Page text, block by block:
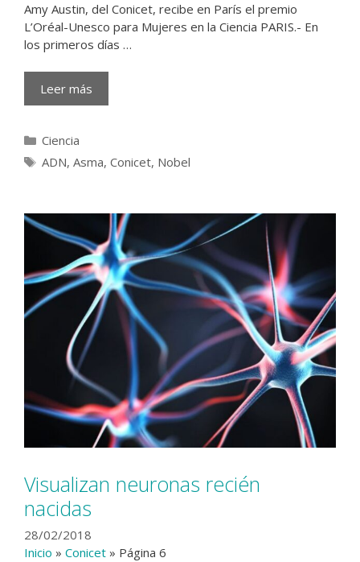
Amy Austin, del Conicet, recibe en París el premio
L’Oréal-Unesco para Mujeres en la Ciencia PARIS.- En
los primeros días …
Leer más
Categorías
Ciencia
Etiquetas
ADN, Asma, Conicet, Nobel
Visualizan neuronas recién
nacidas
28/02/2018
Inicio » Conicet » Página 6